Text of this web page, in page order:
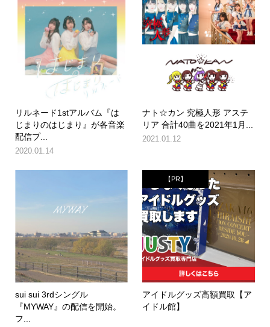
リルネード1stアルバム『は
じまりのはじまり』が各音楽
配信プ...
2020.01.14
ナト☆カン 究極人形 アステ
リア 合計40曲を2021年1月...
2021.01.12
sui sui 3rdシングル
『MYWAY』の配信を開始。
フ...
【PR】
アイドルグッズ高額買取【ア
イドル館】